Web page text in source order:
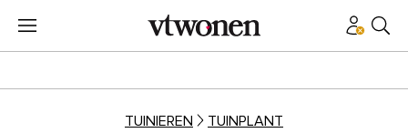
TUINIEREN TUINPLANT